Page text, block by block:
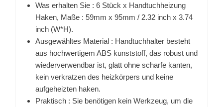
Was erhalten Sie : 6 Stück x Handtuchheizung
Haken, Maße : 59mm x 95mm / 2.32 inch x 3.74
inch (W*H).
Ausgewähltes Material : Handtuchhalter besteht
aus hochwertigem ABS kunststoff, das robust und
wiederverwendbar ist, glatt ohne scharfe kanten,
kein verkratzen des heizkörpers und keine
aufgeheizten haken.
Praktisch : Sie benötigen kein Werkzeug, um die